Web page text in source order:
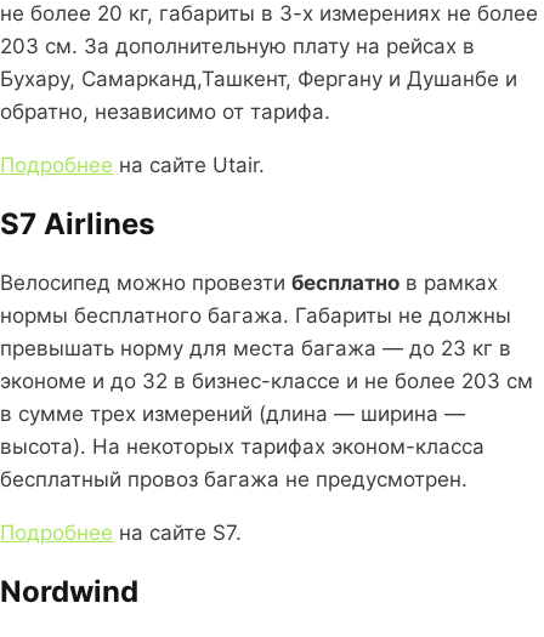
не более 20 кг, габариты в 3-х измерениях не более
203 см. За дополнительную плату на рейсах в
Бухару, Самарканд,Ташкент, Фергану и Душанбе и
обратно, независимо от тарифа.
Подробнее на сайте Utair.
S7 Airlines
Велосипед можно провезти бесплатно в рамках
нормы бесплатного багажа. Габариты не должны
превышать норму для места багажа — до 23 кг в
экономе и до 32 в бизнес-классе и не более 203 см
в сумме трех измерений (длина — ширина —
высота). На некоторых тарифах эконом-класса
бесплатный провоз багажа не предусмотрен.
Подробнее на сайте S7.
Nordwind